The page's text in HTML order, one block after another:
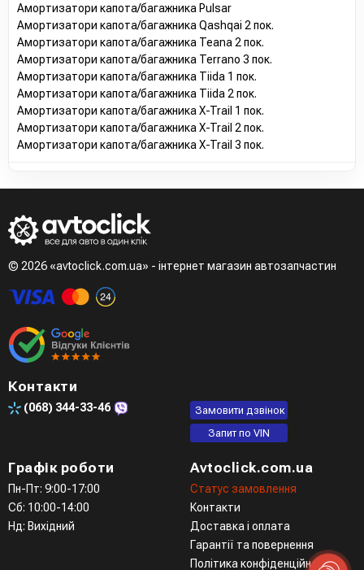
Амортизатори капота/багажника Pulsar
Амортизатори капота/багажника Qashqai 2 пок.
Амортизатори капота/багажника Teana 2 пок.
Амортизатори капота/багажника Terrano 3 пок.
Амортизатори капота/багажника Tiida 1 пок.
Амортизатори капота/багажника Tiida 2 пок.
Амортизатори капота/багажника X-Trail 1 пок.
Амортизатори капота/багажника X-Trail 2 пок.
Амортизатори капота/багажника X-Trail 3 пок.
© 2026 «avtoclick.com.ua» - інтернет магазин автозапчастин
Контакти
(068) 344-33-46
Замовити дзвінок
Запит по VIN
Графік роботи
Пн-Пт: 9:00-17:00
Сб: 10:00-14:00
Нд: Вихідний
Avtoclick.com.ua
Статус замовлення
Контакти
Доставка і оплата
Гарантії та повернення
Політика конфіденційності